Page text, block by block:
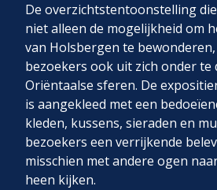
De overzichtstentoonstelling
niet alleen de mogelijkheid om
van Holsbergen te
bezoekers ook uit zich onder te
Oriëntaalse sferen. De
is aangekleed met een
kleden, kussens, sieraden en
bezoekers een verrijkende
misschien met andere ogen
heen kijken.